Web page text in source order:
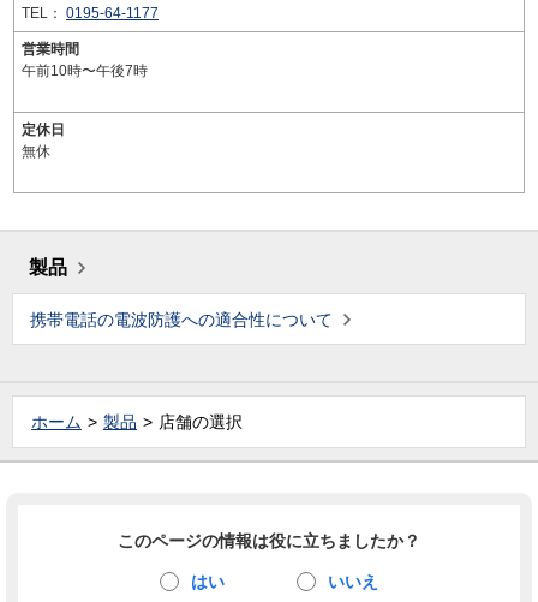
TEL： 0195-64-1177
営業時間
午前10時〜午後7時
定休日
無休
製品
携帯電話の電波防護への適合性について
ホーム 製品 店舗の選択
このページの情報は役に立ちましたか？
はい いいえ